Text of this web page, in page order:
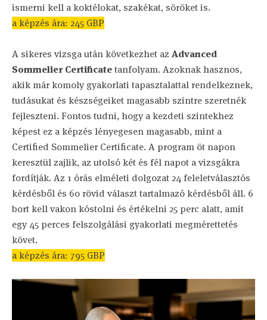
ismerni kell a koktélokat, szakékat, söröket is.
a képzés ára: 245 GBP
A sikeres vizsga után következhet az Advanced
Sommelier Certificatetanfolyam. Azoknak hasznos,
akik már komoly gyakorlati tapasztalattal rendelkeznek,
tudásukat és készségeiket magasabb szintre szeretnék
fejleszteni. Fontos tudni, hogy a kezdeti szintekhez
képest ez a képzés lényegesen magasabb, mint a
Certified Sommelier Certificate. A program öt napon
keresztül zajlik, az utolsó két és fél napot a vizsgákra
fordítják. Az 1 órás elméleti dolgozat 24 feleletválasztós
kérdésből és 60 rövid választ tartalmazó kérdésből áll. 6
bort kell vakon kóstolni és értékelni 25 perc alatt, amit
egy 45 perces felszolgálási gyakorlati megmérettetés
követ.
a képzés ára: 795 GBP